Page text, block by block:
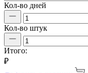
Кол-во дней
Кол-во штук
Итого:
₽